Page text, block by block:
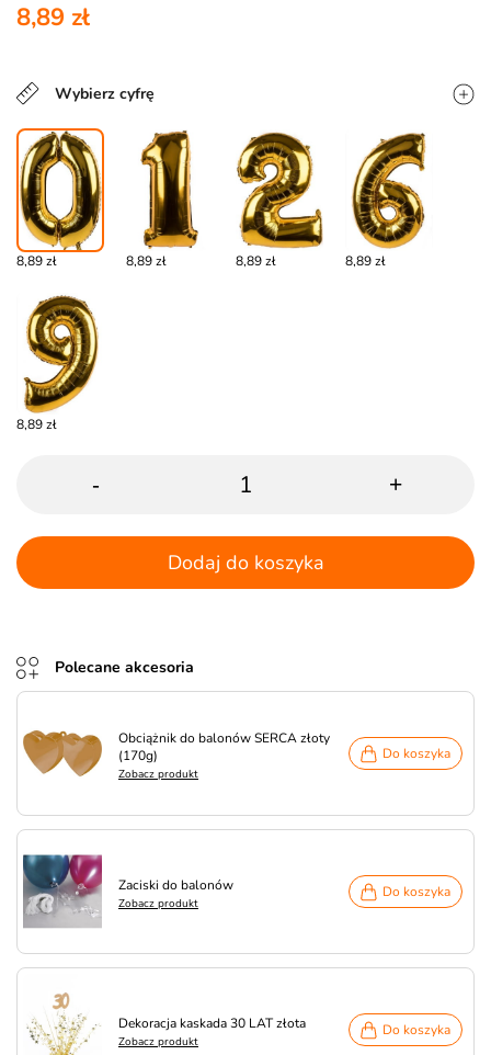
8,89 zł
Wybierz cyfrę
8,89 zł 8,89 zł 8,89 zł 8,89 zł
8,89 zł
- +
Dodaj do koszyka
Polecane akcesoria
Obciążnik do balonów SERCA złoty
(170g)
Zobacz produkt
Do koszyka
Zaciski do balonów
Zobacz produkt
Do koszyka
Dekoracja kaskada 30 LAT złota
Zobacz produkt
Do koszyka